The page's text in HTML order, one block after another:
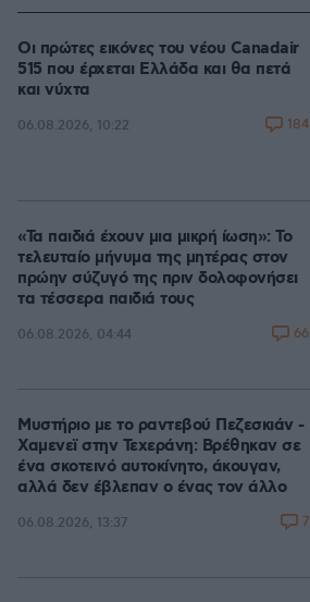
Οι πρώτες εικόνες του νέου Canadair
515 που έρχεται Ελλάδα και θα πετά
και νύχτα
06.08.2026, 10:22 184
«Τα παιδιά έχουν μια μικρή ίωση»: Το
τελευταίο μήνυμα της μητέρας στον
πρώην σύζυγό της πριν δολοφονήσει
τα τέσσερα παιδιά τους
06.08.2026, 04:44 66
Μυστήριο με το ραντεβού Πεζεσκιάν -
Χαμενεϊ στην Τεχεράνη: Βρέθηκαν σε
ένα σκοτεινό αυτοκίνητο, άκουγαν,
αλλά δεν έβλεπαν ο ένας τον άλλο
06.08.2026, 13:37 7